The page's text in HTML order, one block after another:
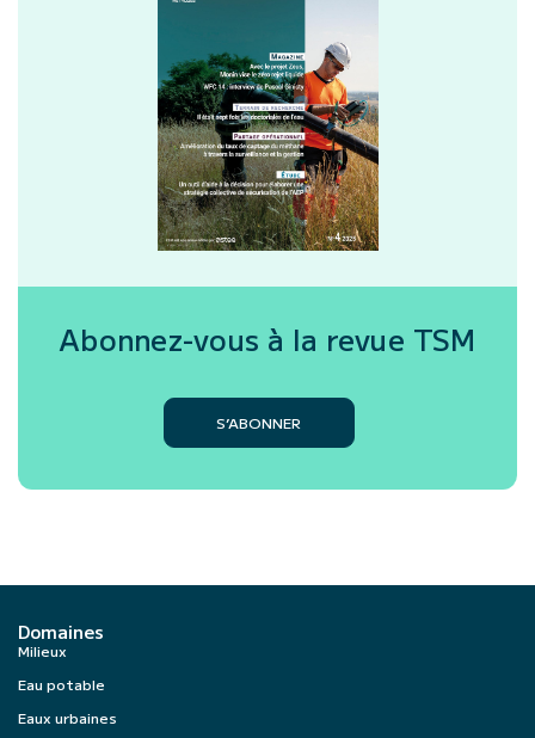
Abonnez-vous à la revue TSM
S’ABONNER
Domaines
Milieux
Eau potable
Eaux urbaines